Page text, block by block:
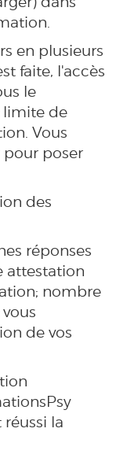
en plusieurs
faite, l'accès
le
limite de
Vous
poser
des
réponses
attestation
nombre
de vos
la